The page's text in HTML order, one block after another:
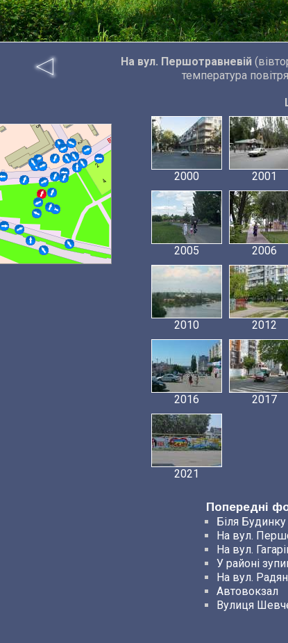
На вул. Першотравневій
температура
2000 2001
2005 2006
2010 2012
2016 2017
2021
Попередні
Біля Будинку
На вул.
На вул.
У районі
На вул.
Автовокзал
Вулиця